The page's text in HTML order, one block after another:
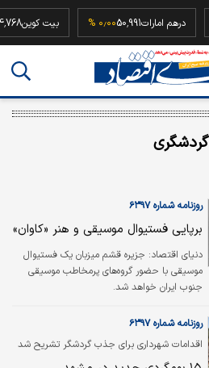
درهم امارات50,991 بیت
گردشگری
روزنامه شماره ۶۳۹۷
برپایی فستیوال موسیقی و هنر «کاوان»
دنیای اقتصاد: جزیره قشم میزبان یک فستیوال
موسیقی با حضور گروه‌های پرمخاطب موسیقی
جنوب ایران خواهد شد.
اقدامات شهرداری برای جذب گردشگر تشریح شد
روزنامه شماره ۶۳۹۷